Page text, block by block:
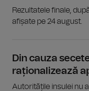
Rezultatele finale,
afișate pe 24 august.
Din cauza
raționalizează
Autoritățile insulei nu